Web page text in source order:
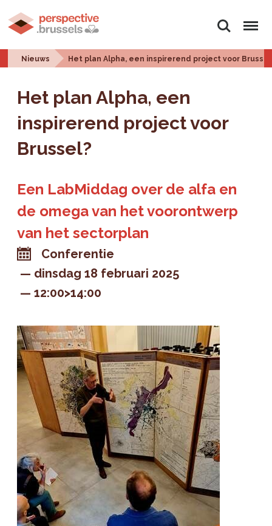
Zoeken Menu
Nieuws Het plan Alpha, een inspirerend project voor
Het plan Alpha, een
inspirerend project voor
Brussel?
Een LabMiddag over de alfa en
de omega van het voorontwerp
van het sectorplan
Conferentie
dinsdag 18 februari 2025
12:00>14:00